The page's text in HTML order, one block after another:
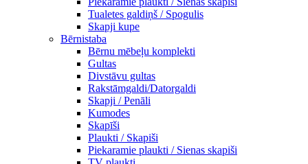
Tualetes galdiņš / Spogulis
Skapji kupe
Bērnistaba
Bērnu mēbeļu komplekti
Gultas
Divstāvu gultas
Rakstāmgaldi/Datorgaldi
Skapji / Penāli
Kumodes
Skapīši
Plaukti / Skapiši
Piekaramie plaukti / Sienas skapiši